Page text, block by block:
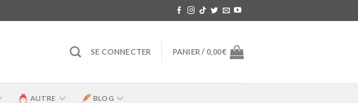
SE CONNECTER PANIER /0,00€
AUTRE BLOG